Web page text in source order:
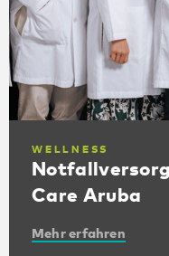
WELLNESS
Care Aruba
Mehr erfahren